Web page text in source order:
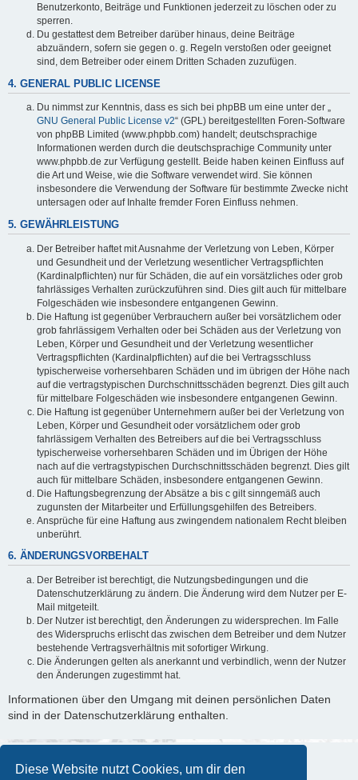
Diese Website nutzt Cookies, um dir den
Benutzerkonto, Beiträge und Funktionen jederzeit zu löschen oder zu
sperren.
Du gestattest dem Betreiber darüber hinaus, deine Beiträge
abzuändern, sofern sie gegen o. g. Regeln verstoßen oder geeignet
sind, dem Betreiber oder einem Dritten Schaden zuzufügen.
4. GENERAL PUBLIC LICENSE
Du nimmst zur Kenntnis, dass es sich bei phpBB um eine unter der „
GNU General Public License v2“ (GPL) bereitgestellten Foren-Software
von phpBB Limited (www.phpbb.com) handelt; deutschsprachige
Informationen werden durch die deutschsprachige Community unter
www.phpbb.de zur Verfügung gestellt. Beide haben keinen Einfluss auf
die Art und Weise, wie die Software verwendet wird. Sie können
insbesondere die Verwendung der Software für bestimmte Zwecke nicht
untersagen oder auf Inhalte fremder Foren Einfluss nehmen.
5. GEWÄHRLEISTUNG
Der Betreiber haftet mit Ausnahme der Verletzung von Leben, Körper
und Gesundheit und der Verletzung wesentlicher Vertragspflichten
(Kardinalpflichten) nur für Schäden, die auf ein vorsätzliches oder grob
fahrlässiges Verhalten zurückzuführen sind. Dies gilt auch für mittelbare
Folgeschäden wie insbesondere entgangenen Gewinn.
Die Haftung ist gegenüber Verbrauchern außer bei vorsätzlichem oder
grob fahrlässigem Verhalten oder bei Schäden aus der Verletzung von
Leben, Körper und Gesundheit und der Verletzung wesentlicher
Vertragspflichten (Kardinalpflichten) auf die bei Vertragsschluss
typischerweise vorhersehbaren Schäden und im übrigen der Höhe nach
auf die vertragstypischen Durchschnittsschäden begrenzt. Dies gilt auch
für mittelbare Folgeschäden wie insbesondere entgangenen Gewinn.
Die Haftung ist gegenüber Unternehmern außer bei der Verletzung von
Leben, Körper und Gesundheit oder vorsätzlichem oder grob
fahrlässigem Verhalten des Betreibers auf die bei Vertragsschluss
typischerweise vorhersehbaren Schäden und im Übrigen der Höhe
nach auf die vertragstypischen Durchschnittsschäden begrenzt. Dies gilt
auch für mittelbare Schäden, insbesondere entgangenen Gewinn.
Die Haftungsbegrenzung der Absätze a bis c gilt sinngemäß auch
zugunsten der Mitarbeiter und Erfüllungsgehilfen des Betreibers.
Ansprüche für eine Haftung aus zwingendem nationalem Recht bleiben
unberührt.
6. ÄNDERUNGSVORBEHALT
Der Betreiber ist berechtigt, die Nutzungsbedingungen und die
Datenschutzerklärung zu ändern. Die Änderung wird dem Nutzer per E-
Mail mitgeteilt.
Der Nutzer ist berechtigt, den Änderungen zu widersprechen. Im Falle
des Widerspruchs erlischt das zwischen dem Betreiber und dem Nutzer
bestehende Vertragsverhältnis mit sofortiger Wirkung.
Die Änderungen gelten als anerkannt und verbindlich, wenn der Nutzer
den Änderungen zugestimmt hat.
Informationen über den Umgang mit deinen persönlichen Daten
sind in der Datenschutzerklärung enthalten.